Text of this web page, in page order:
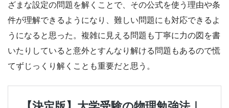
ざまな設定の問題を解くことで、その公式を使う理由や条
件が理解できるようになり、難しい問題にも対応できるよ
うになると思った。複雑に見える問題も丁寧に力の図を書
いたりしていると意外とすんなり解ける問題もあるので慌
てずじっくり解くことも重要だと思う。